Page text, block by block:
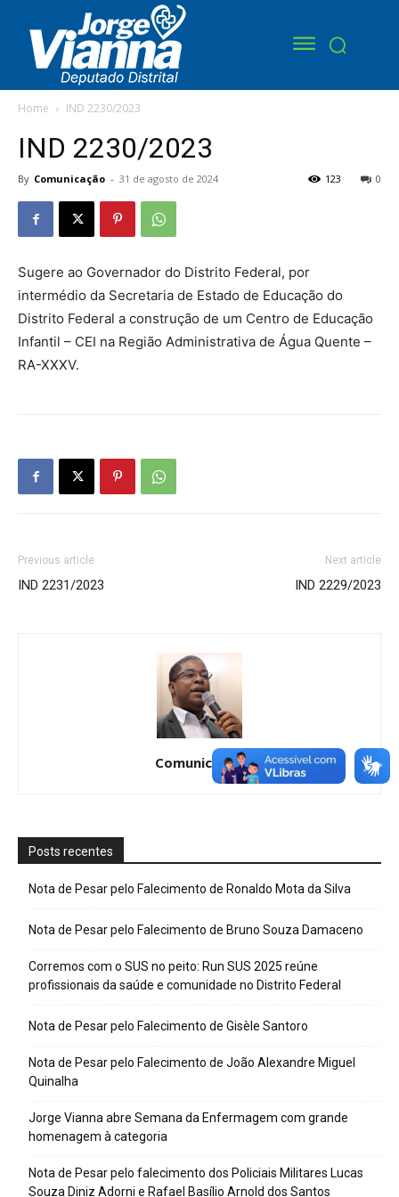
Home IND 2230/2023
IND 2230/2023
By Comunicação - 31 de agosto de 2024 0
123
Sugere ao Governador do Distrito Federal, por
intermédio da Secretaria de Estado de Educação do
Distrito Federal a construção de um Centro de Educação
Infantil – CEI na Região Administrativa de Água Quente –
RA-XXXV.
Previous article
IND 2231/2023
Next article
IND 2229/2023
Comunicação
Posts recentes
Nota de Pesar pelo Falecimento de Ronaldo Mota da Silva
Nota de Pesar pelo Falecimento de Bruno Souza Damaceno
Corremos com o SUS no peito: Run SUS 2025 reúne
profissionais da saúde e comunidade no Distrito Federal
Nota de Pesar pelo Falecimento de Gisèle Santoro
Nota de Pesar pelo Falecimento de João Alexandre Miguel
Quinalha
Jorge Vianna abre Semana da Enfermagem com grande
homenagem à categoria
Nota de Pesar pelo falecimento dos Policiais Militares Lucas
Souza Diniz Adorni e Rafael Basílio Arnold dos Santos